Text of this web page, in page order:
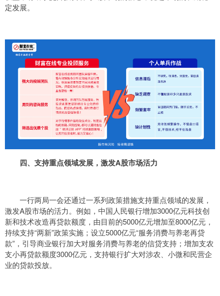
定发展。
四、支持重点领域发展，激发A股市场活力
一行两局一会还通过一系列政策措施支持重点领域的发展，
激发A股市场的活力。例如，中国人民银行增加3000亿元科技创
新和技术改造再贷款额度，由目前的5000亿元增加至8000亿元，
持续支持“两新”政策实施；设立5000亿元“服务消费与养老再贷
款”，引导商业银行加大对服务消费与养老的信贷支持；增加支农
支小再贷款额度3000亿元，支持银行扩大对涉农、小微和民营企
业的贷款投放。